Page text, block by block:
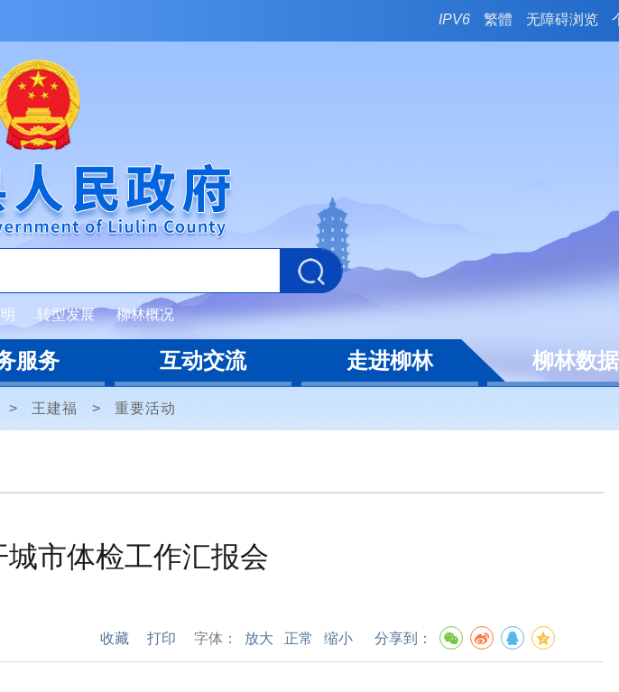
IPV6 繁體 无障碍浏览
转型发展 柳林概况
服务 互动交流 走进柳林 柳林数据
> 王建福 > 重要活动
市体检工作汇报会
收藏 打印 字体： 放大 正常 缩小 分享到：